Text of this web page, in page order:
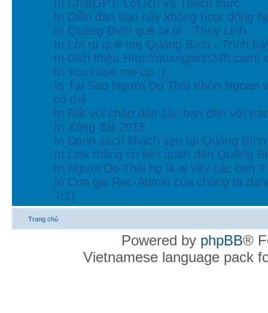
In Đánh trống điểm đầu xuân (ĐƯỢC
In ChatGPT: Lợi ích và Thách thức
In Diễn đàn dạo này không hoạt động
In Quảng Bình quê ta ơi - Thùy Linh
In Lời ru quê mẹ Quảng Bình - Trình
In Giới thiệu Http://quangbinh24h.com/
In You raise me up :)
In Tại Sao Người Do Thái Khôn Ngoan
có thể
In Rất vui chào đón các bạn đền với
In Xông đất 2015
In Danh sách khách sạn tại Quảng Bình
In Link thông tin liên quan đến Quảng
In Người Do Thái họ là ai vậy các bạn ?
In Con gái Rec-Admin của chúng ta
Tr1)
Powered byphpBB®